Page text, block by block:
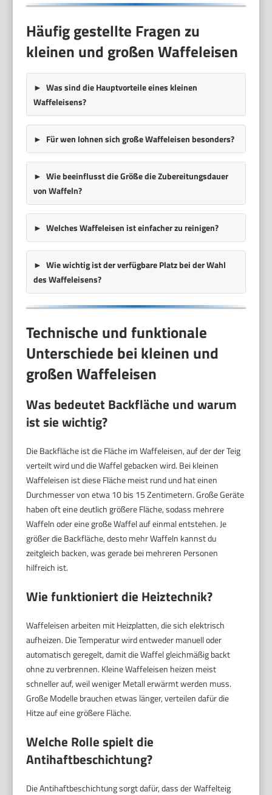
Häufig gestellte Fragen zu
kleinen und großen Waffeleisen
Was sind die Hauptvorteile eines kleinen
Waffeleisens?
Für wen lohnen sich große Waffeleisen besonders?
Wie beeinflusst die Größe die Zubereitungsdauer
von Waffeln?
Welches Waffeleisen ist einfacher zu reinigen?
Wie wichtig ist der verfügbare Platz bei der Wahl
des Waffeleisens?
Technische und funktionale
Unterschiede bei kleinen und
großen Waffeleisen
Was bedeutet Backfläche und warum
ist sie wichtig?
Die Backfläche ist die Fläche im Waffeleisen, auf der der Teig
verteilt wird und die Waffel gebacken wird. Bei kleinen
Waffeleisen ist diese Fläche meist rund und hat einen
Durchmesser von etwa 10 bis 15 Zentimetern. Große Geräte
haben oft eine deutlich größere Fläche, sodass mehrere
Waffeln oder eine große Waffel auf einmal entstehen. Je
größer die Backfläche, desto mehr Waffeln kannst du
zeitgleich backen, was gerade bei mehreren Personen
hilfreich ist.
Wie funktioniert die Heiztechnik?
Waffeleisen arbeiten mit Heizplatten, die sich elektrisch
aufheizen. Die Temperatur wird entweder manuell oder
automatisch geregelt, damit die Waffel gleichmäßig backt
ohne zu verbrennen. Kleine Waffeleisen heizen meist
schneller auf, weil weniger Metall erwärmt werden muss.
Große Modelle brauchen etwas länger, verteilen dafür die
Hitze auf eine größere Fläche.
Welche Rolle spielt die
Antihaftbeschichtung?
Die Antihaftbeschichtung sorgt dafür, dass der Waffelteig